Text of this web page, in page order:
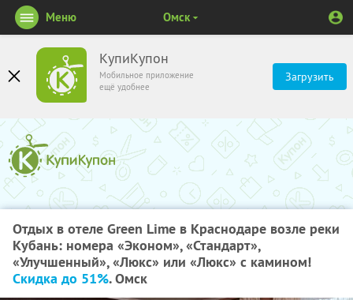
КупиКупон
Мобильное приложение
ещё удобнее
Загрузить
Меню Омск
Отдых в отеле Green Lime в Краснодаре возле реки
Кубань: номера «Эконом», «Стандарт»,
«Улучшенный», «Люкс» или «Люкс» с камином!
Скидка до 51%. Омск